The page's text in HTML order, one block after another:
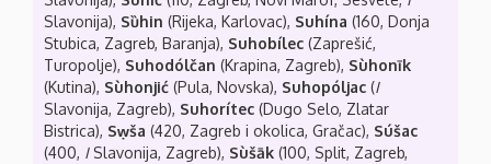
Slavonija), Sȕhin (Rijeka, Karlovac), Suhína (160, Donja
Stubica, Zagreb, Baranja), Suhobílec (Zaprešić,
Turopolje), Suhodólčan (Krapina, Zagreb), Sùhonīk
(Kutina), Sùhonjić (Pula, Novska), Suhopóljac (I
Slavonija, Zagreb), Suhorítec (Dugo Selo, Zlatar
Bistrica), Sẉša (420, Zagreb i okolica, Gračac), Súšac
(400, ISlavonija, Zagreb), Sùšāk (100, Split, Zagreb,